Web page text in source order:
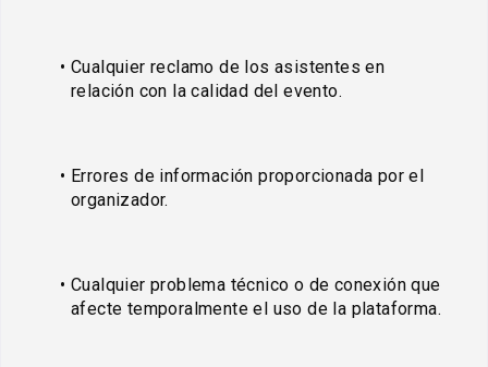
Cualquier reclamo de los asistentes en
relación con la calidad del evento.
Errores de información proporcionada por el
organizador.
Cualquier problema técnico o de conexión que
afecte temporalmente el uso de la plataforma.